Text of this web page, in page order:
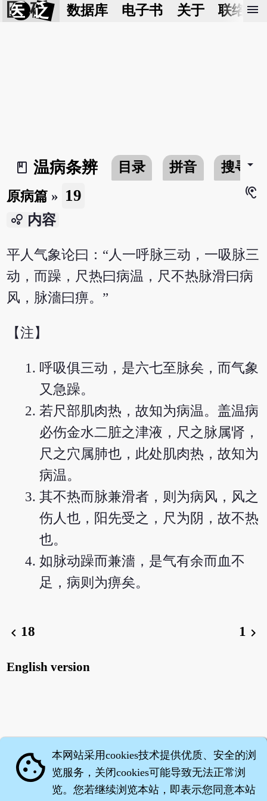
医 砭 数据库 电子书 关于 联络我
menu
book_2
温病条辨 目录 拼音 搜寻arrow_drop_down
原病篇 » 19
hearing
bubble_chart 内容
平人气象论曰：“人一呼脉三动，一吸脉三
动，而躁，尺热曰病温，尺不热脉滑曰病
风，脉濇曰痹。”
【注】
呼吸俱三动，是六七至脉矣，而气象
又急躁。
若尺部肌肉热，故知为病温。盖温病
必伤金水二脏之津液，尺之脉属肾，
尺之穴属肺也，此处肌肉热，故知为
病温。
其不热而脉兼滑者，则为病风，风之
伤人也，阳先受之，尺为阴，故不热
也。
如脉动躁而兼濇，是气有余而血不
足，病则为痹矣。
chevron_left 18 1 chevron_right
English version
cookie 本网站采用cookies技术提供优质、安全的浏
览服务，关闭cookies可能导致无法正常浏
览。您若继续浏览本站，即表示您同意本站